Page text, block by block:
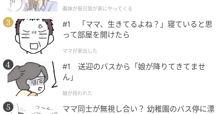
ウーマンエキサイト
今まで仲良しだったのに…、他の役員ママは自分たち
の保身のためにこんな提案をしてきたのです…！
(リコロコ)
が】
義妹が毎日我が家にやってくる
#1 「ママ、生きてるよね？」寝ていると思
って部屋を開けたら
ママが家出した
#1 送迎のバスから「娘が降りてきてませ
ん」
娘が拐われた
ママ同士が無視し合い？ 幼稚園のバス停に漂